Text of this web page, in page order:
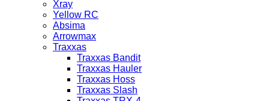
Xray
Yellow RC
Absima
Arrowmax
Traxxas
Traxxas Bandit
Traxxas Hauler
Traxxas Hoss
Traxxas Slash